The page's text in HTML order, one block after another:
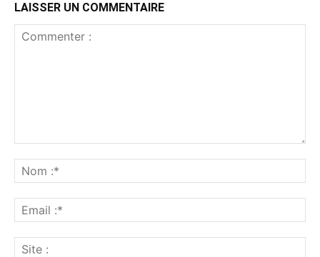
LAISSER UN COMMENTAIRE